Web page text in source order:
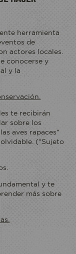
herramienta
de
actores locales.
conocerse y
y la
te recibirán
sobre los
aves rapaces*
(*Sujeto
y te
más sobre